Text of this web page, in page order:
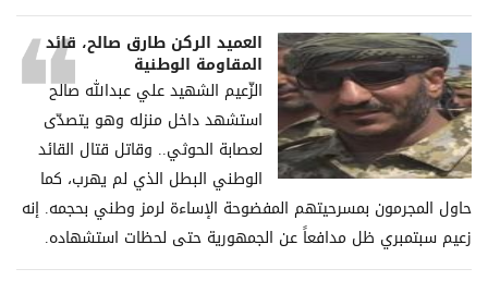
العميد الركن طارق صالح، قائد
المقاومة الوطنية
الزّعيم الشهيد علي عبدالله صالح
استشهد داخل منزله وهو يتصدّى
لعصابة الحوثي.. وقاتل قتال القائد
الوطني البطل الذي لم يهرب، كما
حاول المجرمون بمسرحيتهم المفضوحة الإساءة لرمز وطني بحجمه. إنه
زعيم سبتمبري ظل مدافعاً عن الجمهورية حتى لحظات استشهاده.